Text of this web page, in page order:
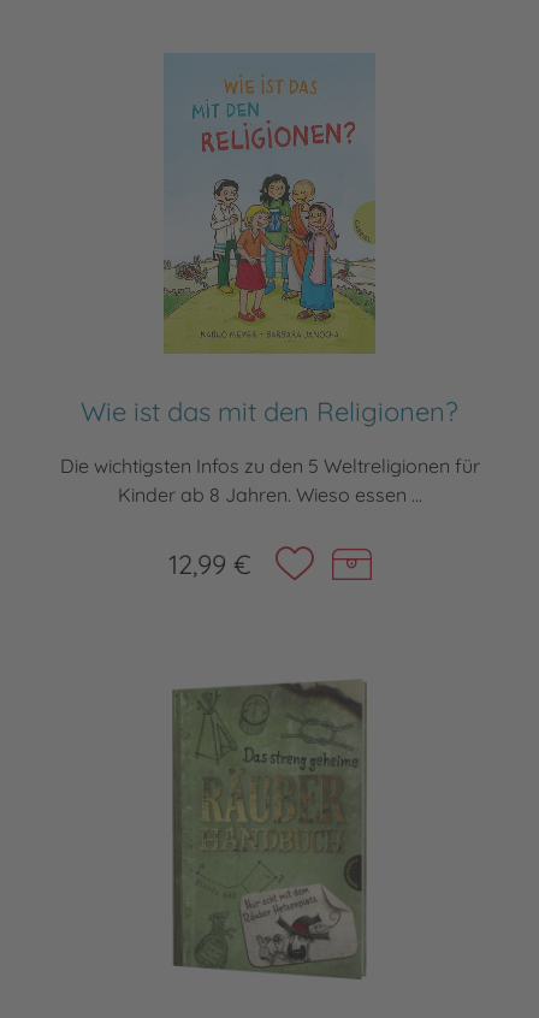
Wie ist das mit den Religionen?
Die wichtigsten Infos zu den 5 Weltreligionen für
Kinder ab 8 Jahren. Wieso essen ...
12,99 €